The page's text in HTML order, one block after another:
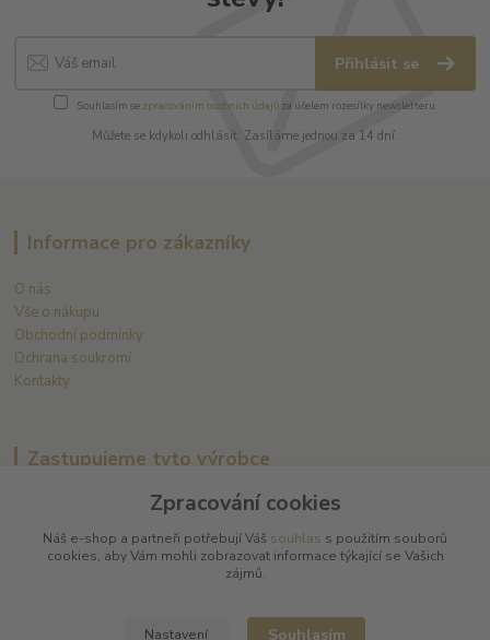
Přihlásit se
Souhlasím se zpracováním osobních údajůza účelem rozesílky newsletteru.
Můžete se kdykoli odhlásit. Zasíláme jednou za 14 dní.
Informace pro zákazníky
O nás
Vše o nákupu
Obchodní podmínky
Ochrana soukromí
Kontakty
Zastupujeme tyto výrobce
Batard Langelier
Bernard Magrez
Zpracování cookies
Náš e-shop a partneři potřebují Váš souhlas s použitím souborů
cookies, aby Vám mohli zobrazovat informace týkající se Vašich
zájmů.
Nastavení Souhlasím